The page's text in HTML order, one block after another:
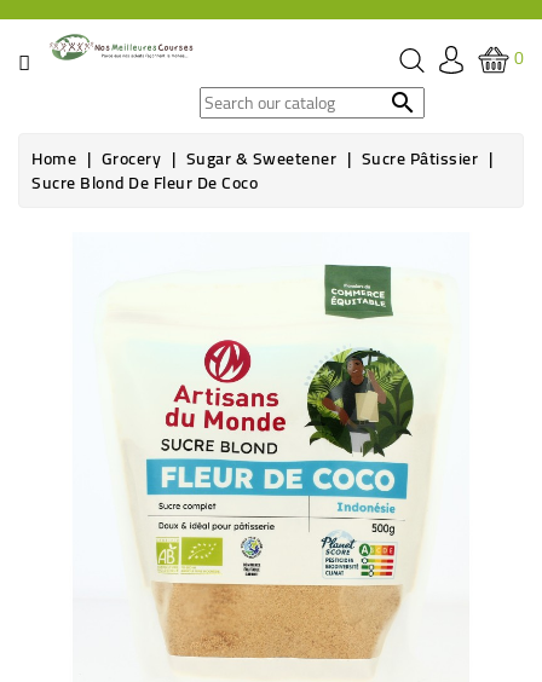
CATEGORY
GROCERY
ENTERTAINMENT
0

Home Grocery Sugar & Sweetener Sucre Pâtissier
Sucre Blond De Fleur De Coco